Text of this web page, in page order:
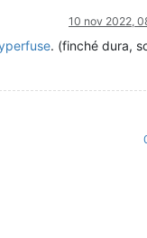
10 nov 2022,
. (finché dura,